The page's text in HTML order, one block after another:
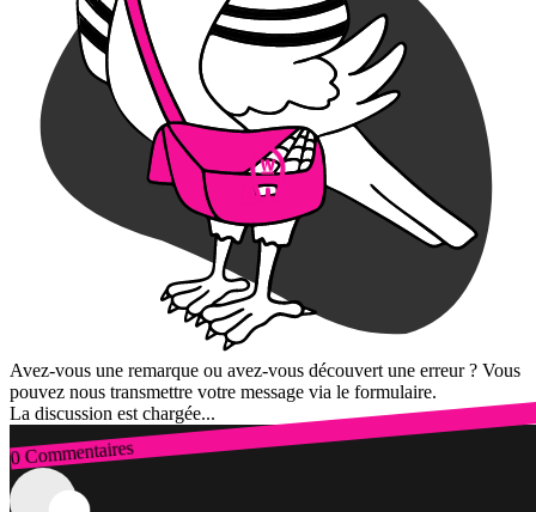
Avez-vous une remarque ou avez-vous découvert une erreur ? Vous
pouvez nous transmettre votre message via le formulaire.
La discussion est chargée...
0 Commentaires
Connexion